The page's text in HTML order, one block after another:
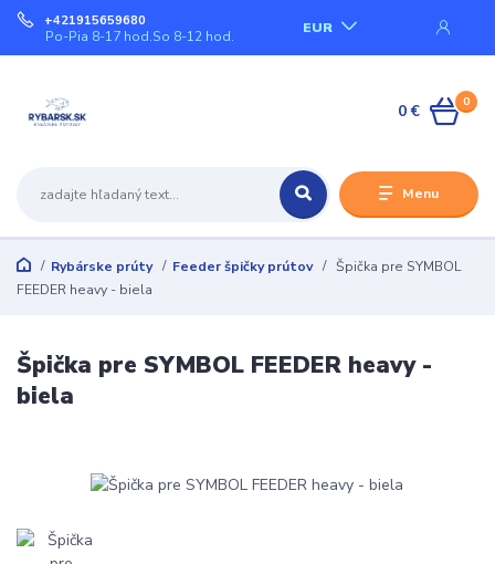
Menu
EUR
+421915659680
Po-Pia 8-17 hod.So 8-12 hod.
0
0 €
Rybárske prúty Feeder špičky prútov
Špička pre SYMBOL
FEEDER heavy - biela
Špička pre SYMBOL FEEDER heavy -
biela